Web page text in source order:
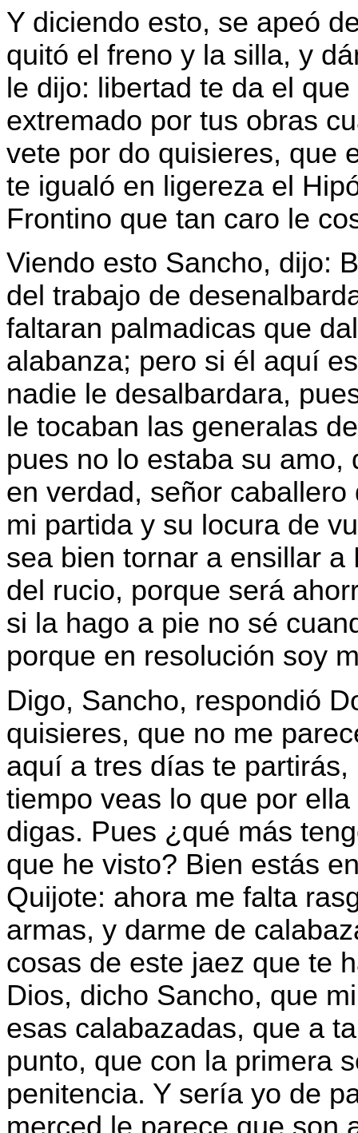
Y diciendo esto, se apeó
quitó el freno y la silla, y
le dijo: libertad te da el
extremado por tus obras
vete por do quisieres, que
te igualó en ligereza el
Frontino que tan caro le
Viendo esto Sancho, dijo:
del trabajo de
faltaran palmadicas que
alabanza; pero si él aquí
nadie le desalbardara,
le tocaban las generalas
pues no lo estaba su
en verdad, señor
mi partida y su locura de
sea bien tornar a ensillar
del rucio, porque será
si la hago a pie no sé
porque en resolución soy
Digo, Sancho, respondió
quisieres, que no me
aquí a tres días te
tiempo veas lo que por
digas. Pues ¿qué más
que he visto? Bien estás
Quijote: ahora me falta
armas, y darme de
cosas de este jaez que te
Dios, dicho Sancho, que
esas calabazadas, que a
punto, que con la primera
penitencia. Y sería yo de
merced le parece que son